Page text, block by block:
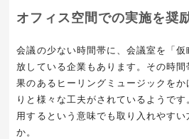
オフィス空間での実施を奨
会議の少ない時間帯に、会議室を「
放している企業もあります。その時
果のあるヒーリングミュージックを
りと様々な工夫がされているようで
用するという意味でも取り入れやすい
か。